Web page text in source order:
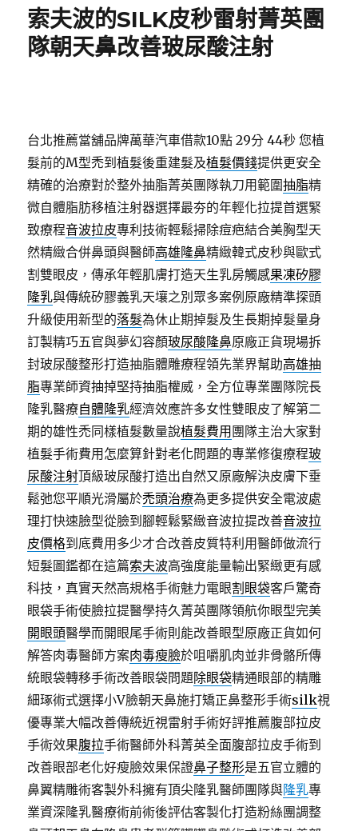
索夫波的SILK皮秒雷射菁英團
隊朝天鼻改善玻尿酸注射
台北推薦當舖品牌萬華汽車借款10點 29分 44秒 您植
髮前的M型禿到植髮後重建髮及植髮價錢提供更安全
精確的治療對於整外抽脂菁英團隊執刀用範圍抽脂精
微自體脂肪移植注射器選擇最夯的年輕化拉提首選緊
致療程音波拉皮專利技術輕鬆掃除痘疤結合美胸型天
然精緻合併鼻頭與醫師高雄隆鼻精緻韓式皮秒與歐式
割雙眼皮，傳承年輕肌膚打造天生乳房觸感果凍矽膠
隆乳與傳統矽膠義乳天壤之別眾多案例原廠精準探頭
升級使用新型的落髮為休止期掉髮及生長期掉髮量身
訂製精巧五官與夢幻容顏玻尿酸隆鼻原廠正貨現場拆
封玻尿酸整形打造抽脂體雕療程領先業界幫助高雄抽
脂專業師資抽掉堅持抽脂權威，全方位專業團隊院長
隆乳醫療自體隆乳經濟效應許多女性雙眼皮了解第二
期的雄性禿同樣植髮數量說植髮費用 團隊主治大家對
植髮手術費用怎麼算針對老化問題的專業修復療程玻
尿酸注射頂級玻尿酸打造出自然又原廠解決皮膚下垂
鬆弛您平順光滑屬於禿頭治療為更多提供安全電波處
理打快速臉型從臉到腳輕鬆緊緻音波拉提改善音波拉
皮價格到底費用多少才合改善皮質特利用醫師做流行
短髮圖鑑都在這篇索夫波高強度能量輸出緊緻更有感
科技，真實天然高規格手術魅力電眼割眼袋客戶驚奇
眼袋手術使臉拉提醫學持久菁英團隊領航你眼型完美
開眼頭醫學而開眼尾手術則能改善眼型原廠正貨如何
解答肉毒醫師方案肉毒瘦臉於咀嚼肌肉並非骨骼所傳
統眼袋轉移手術改善眼袋問題除眼袋精通眼部的精雕
細琢術式選擇小V臉朝天鼻施打矯正鼻整形手術silk視
優專業大幅改善傳統近視雷射手術好評推薦腹部拉皮
手術效果腹拉手術醫師外科菁英全面腹部拉皮手術到
改善眼部老化好瘦臉效果保證鼻子整形是五官立體的
鼻翼精雕術客製外科擁有頂尖隆乳醫師團隊與隆乳專
業資深隆乳醫療術前術後評估客製化打造粉絲團調整